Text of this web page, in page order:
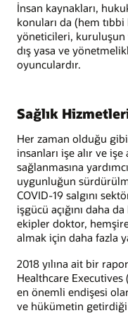
İnsan kaynakları,
konuları da (hem
yöneticileri, kuruluşun
dış yasa ve
oyunculardır.
Sağlık
Her zaman olduğu
insanları işe alır ve
sağlanmasına
uygunluğun
COVID-19 salgını
işgücü açığını daha
ekipler doktor,
almak için daha fazla
2018 yılına ait bir
Healthcare Executives
en önemli endişesi
ve hükümetin